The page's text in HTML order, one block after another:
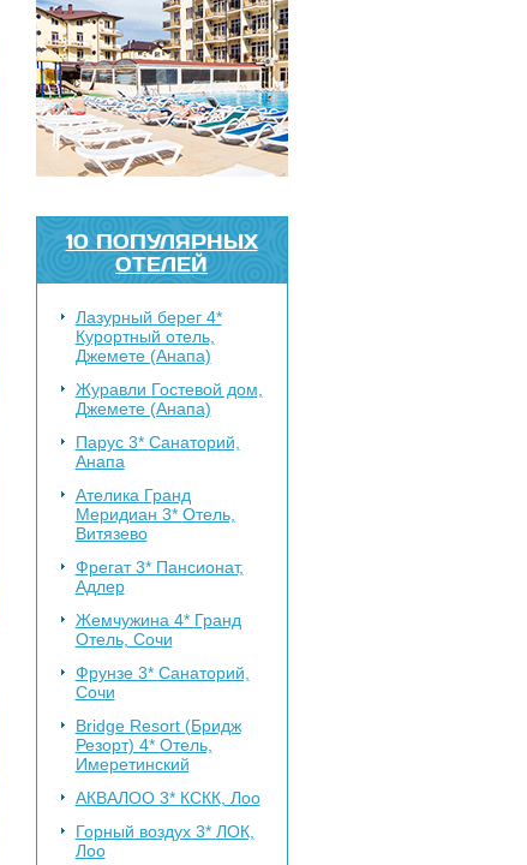
10 ПОПУЛЯРНЫХ
ОТЕЛЕЙ
Лазурный берег 4*
Курортный отель,
Джемете (Анапа)
Журавли Гостевой дом,
Джемете (Анапа)
Парус 3* Санаторий,
Анапа
Ателика Гранд
Меридиан 3* Отель,
Витязево
Фрегат 3* Пансионат,
Адлер
Жемчужина 4* Гранд
Отель, Сочи
Фрунзе 3* Санаторий,
Сочи
Bridge Resort (Бридж
Резорт) 4* Отель,
Имеретинский
АКВАЛОО 3* КСКК, Лоо
Горный воздух 3* ЛОК,
Лоо